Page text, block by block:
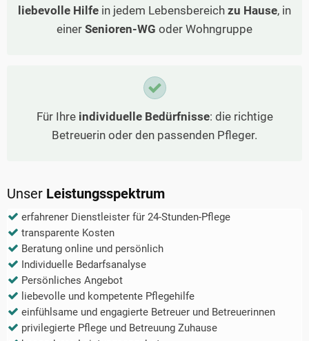
liebevolle Hilfe in jedem Lebensbereich zu Hause, in
einer Senioren-WG oder Wohngruppe
Für Ihre individuelle Bedürfnisse: die richtige
Betreuerin oder den passenden Pfleger.
Unser Leistungsspektrum
erfahrener Dienstleister für 24-Stunden-Pflege
transparente Kosten
Beratung online und persönlich
Individuelle Bedarfsanalyse
Persönliches Angebot
liebevolle und kompetente Pflegehilfe
einfühlsame und engagierte Betreuer und Betreuerinnen
privilegierte Pflege und Betreuung Zuhause